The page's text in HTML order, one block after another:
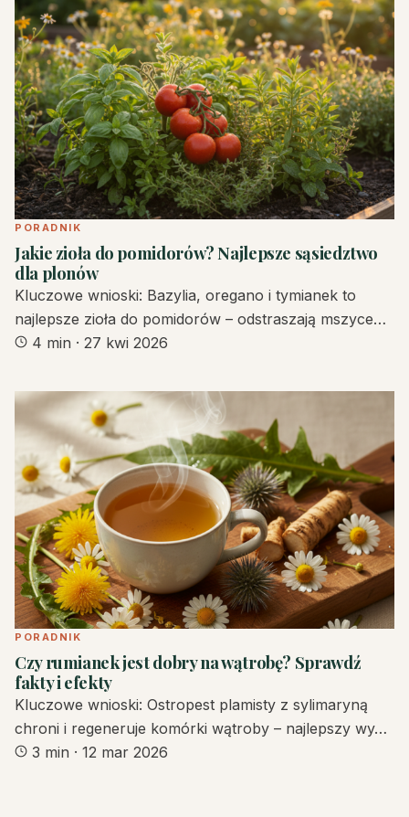
PORADNIK
Jakie zioła do pomidorów? Najlepsze sąsiedztwo
dla plonów
Kluczowe wnioski: Bazylia, oregano i tymianek to
najlepsze zioła do pomidorów – odstraszają mszyce…
4 min · 27 kwi 2026
PORADNIK
Czy rumianek jest dobry na wątrobę? Sprawdź
fakty i efekty
Kluczowe wnioski: Ostropest plamisty z sylimaryną
chroni i regeneruje komórki wątroby – najlepszy wy…
3 min · 12 mar 2026